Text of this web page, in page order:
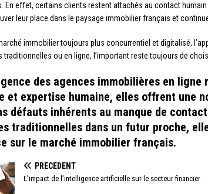
En effet, certains clients restent attachés au contact
leur place dans le paysage immobilier français et
immobilier toujours plus concurrentiel et digitalisé,
traditionnelles ou en ligne, l’important reste toujours de
des agences immobilières en
et expertise humaine, elles offrent une
défauts inhérents au manque de
traditionnelles dans un futur proche,
sur le marché immobilier français.
PRÉCÉDENT
L’impact de l’intelligence artificielle sur le secteur financier